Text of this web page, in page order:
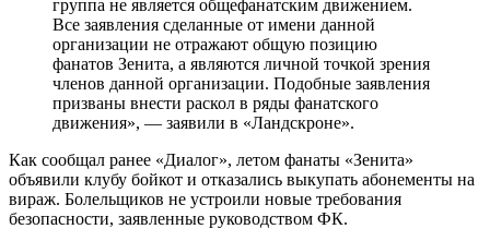
группа не является общефанатским движением.
Все заявления сделанные от имени данной
организации не отражают общую позицию
фанатов Зенита, а являются личной точкой зрения
членов данной организации. Подобные заявления
призваны внести раскол в ряды фанатского
движения», — заявили в «Ландскроне».
Как сообщал ранее «Диалог», летом фанаты «Зенита»
объявили клубу бойкот и отказались выкупать абонементы на
вираж. Болельщиков не устроили новые требования
безопасности, заявленные руководством ФК.